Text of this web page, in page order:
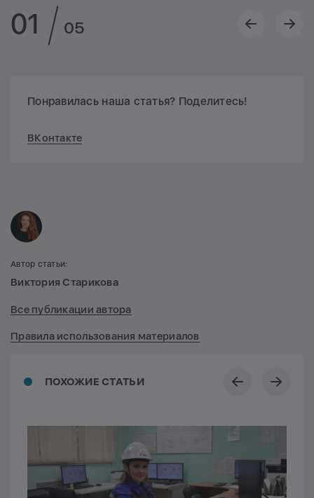
01 05
Понравилась наша статья? Поделитесь!
ВКонтакте
ПОХОЖИЕ СТАТЬИ
Автор статьи:
Виктория Старикова
Все публикации автора
Правила использования материалов